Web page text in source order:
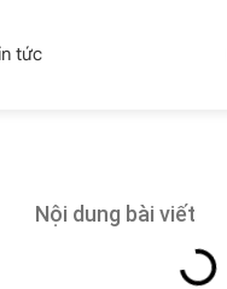
tức
Nội dung bài viết